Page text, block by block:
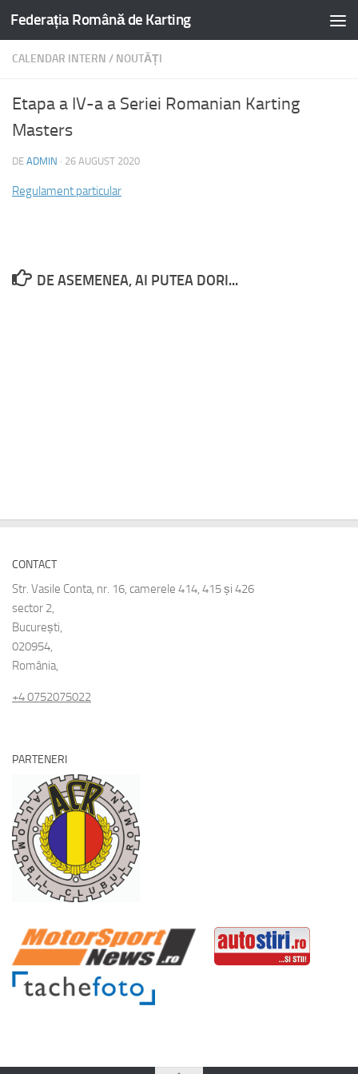
Federația Română de Karting
CALENDAR INTERN / NOUTĂȚI
Etapa a IV-a a Seriei Romanian Karting
Masters
DE ADMIN · 26 AUGUST 2020
Regulament particular
DE ASEMENEA, AI PUTEA DORI...
CONTACT
Str. Vasile Conta, nr. 16, camerele 414, 415 și 426
sector 2,
București,
020954,
România,
+4 0752075022
PARTENERI